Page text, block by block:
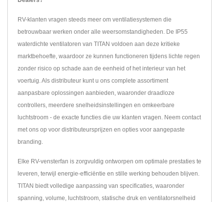
RV-klanten vragen steeds meer om ventilatiesystemen die
betrouwbaar werken onder alle weersomstandigheden. De IP55
waterdichte ventilatoren van TITAN voldoen aan deze kritieke
marktbehoefte, waardoor ze kunnen functioneren tijdens lichte regen
zonder risico op schade aan de eenheid of het interieur van het
voertuig. Als distributeur kunt u ons complete assortiment
aanpasbare oplossingen aanbieden, waaronder draadloze
controllers, meerdere snelheidsinstellingen en omkeerbare
luchtstroom - de exacte functies die uw klanten vragen. Neem contact
met ons op voor distributeursprijzen en opties voor aangepaste
branding.
Elke RV-vensterfan is zorgvuldig ontworpen om optimale prestaties te
leveren, terwijl energie-efficiëntie en stille werking behouden blijven.
TITAN biedt volledige aanpassing van specificaties, waaronder
spanning, volume, luchtstroom, statische druk en ventilatorsnelheid